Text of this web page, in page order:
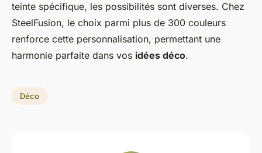
teinte spécifique, les possibilités sont diverses. Chez
SteelFusion, le choix parmi plus de 300 couleurs
renforce cette personnalisation, permettant une
harmonie parfaite dans vos idées déco.
Déco